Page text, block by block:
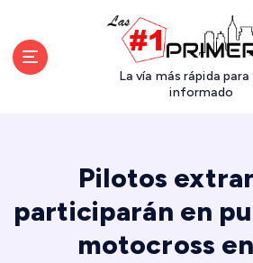
La vía más rápida
informado
Pilotos
participarán en
motocross